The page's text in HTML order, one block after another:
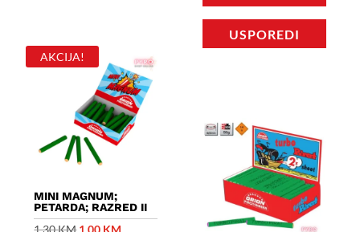
USPOREDI
AKCIJA!
MINI MAGNUM;
PETARDA; RAZRED II
1,30KM Izvorna
1,00 KM